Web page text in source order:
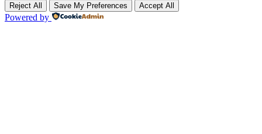
Reject All Save My Preferences Accept All
Powered by